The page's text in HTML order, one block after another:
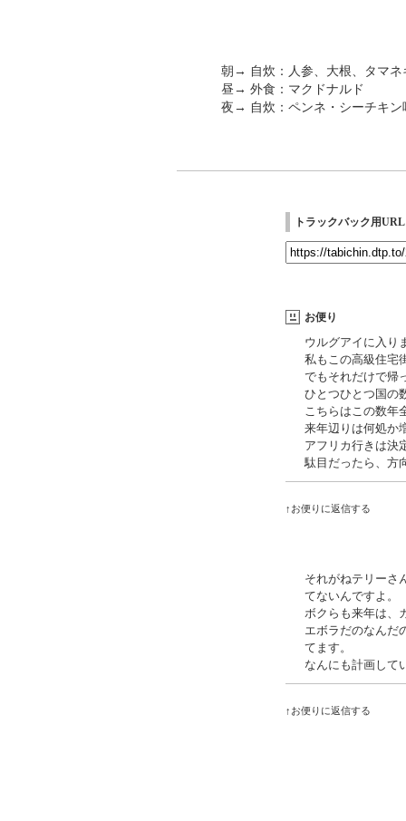
朝→ 自炊：人参、大根、タマネ
昼→ 外食：マクドナルド
夜→ 自炊：ペンネ・シーチキン
トラックバック用URL
お便り
ウルグアイに入り
私もこの高級住宅
でもそれだけで帰
ひとつひとつ国の
こちらはこの数年
来年辺りは何処か
アフリカ行きは決
駄目だったら、方
↑お便りに返信する
それがねテリーさ
てないんですよ。
ボクらも来年は、
エボラだのなんだ
てます。
なんにも計画して
↑お便りに返信する